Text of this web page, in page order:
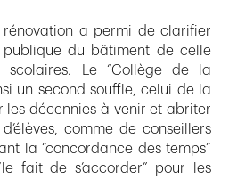
rénovation a permi de clarifier
du bâtiment de celle
scolaires. Le “Collège de la
un second souffle, celui de la
les décennies à venir et abriter
comme de conseillers
la “concordance des temps”
fait de s’accorder” pour les